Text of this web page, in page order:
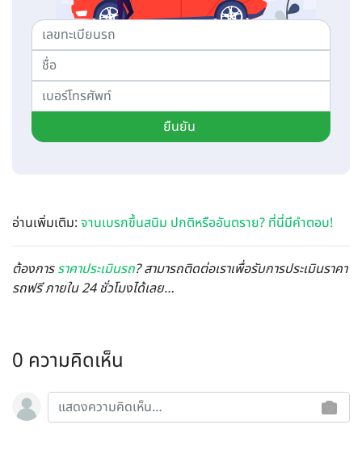
ยืนยัน
อ่านเพิ่มเติม: จานเบรกขึ้นสนิม ปกติหรืออันตราย? ที่นี่มีคำตอบ!
ต้องการราคาประเมินรถ? สามารถติดต่อเราเพื่อรับการประเมินราคา
รถฟรี ภายใน 24 ชั่วโมงได้เลย…
0 ความคิดเห็น